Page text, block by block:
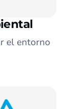
el entorno